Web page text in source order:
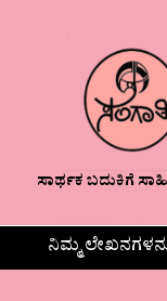
ಸಾರ್ಥಕ ಬದುಕಿಗೆ
ನಿಮ್ಮ